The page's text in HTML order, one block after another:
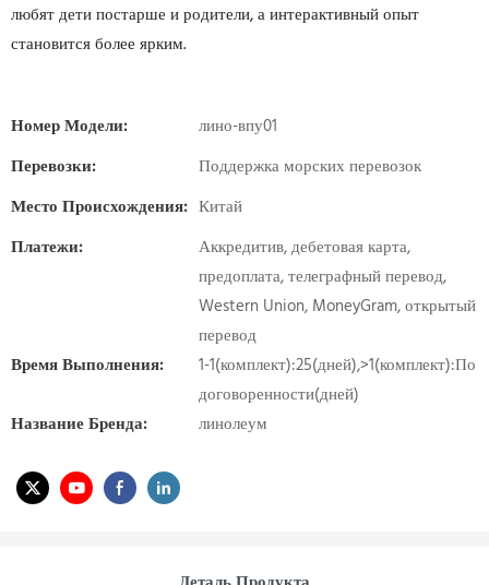
любят дети постарше и родители, а интерактивный опыт
становится более ярким.
Номер Модели:
лино-впу01
Перевозки:
Поддержка морских перевозок
Место Происхождения: Китай
Платежи:
Аккредитив, дебетовая карта,
предоплата, телеграфный перевод,
Western Union, MoneyGram, открытый
перевод
Время Выполнения:
1-1(комплект):25(дней),>1(комплект):По
договоренности(дней)
Название Бренда:
линолеум